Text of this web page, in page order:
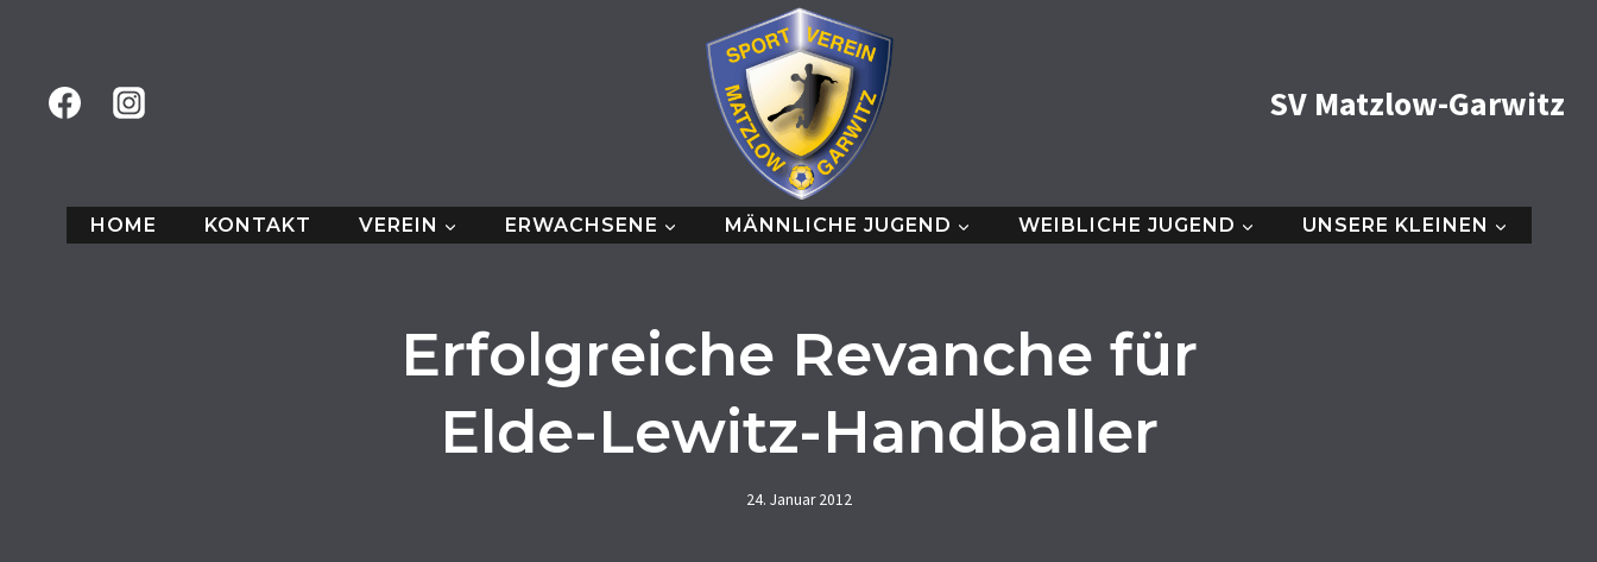
SV Matzlow-Garwitz
HOME KONTAKT VEREIN ERWACHSENE MÄNNLICHE JUGEND WEIBLICHE JUGEND UNSERE KLEINEN
Erfolgreiche Revanche für
Elde-Lewitz-Handballer
24. Januar 2012